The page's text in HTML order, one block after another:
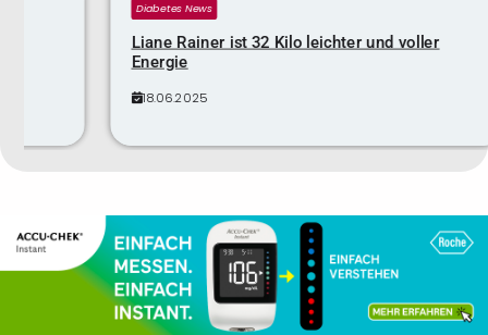
Diabetes News
Liane Rainer ist 32 Kilo leichter und voller
18.06.2025